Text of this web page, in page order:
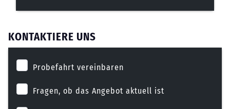
KONTAKTIERE UNS
Probefahrt vereinbaren
Fragen, ob das Angebot aktuell ist